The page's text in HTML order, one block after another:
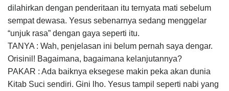
dilahirkan dengan penderitaan itu ternyata mati sebelum
sempat dewasa. Yesus sebenarnya sedang menggelar
“unjuk rasa” dengan gaya seperti itu.
TANYA : Wah, penjelasan ini belum pernah saya dengar.
Orisinil! Bagaimana, bagaimana kelanjutannya?
PAKAR : Ada baiknya eksegese makin peka akan dunia
Kitab Suci sendiri. Gini lho. Yesus tampil seperti nabi yang